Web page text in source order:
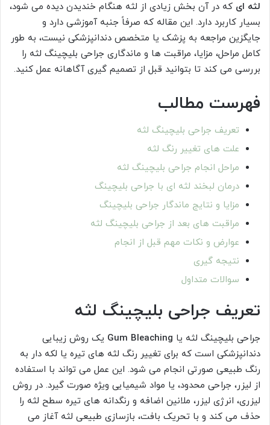
لثه ای که در آن بخش زیادی از لثه هنگام خندیدن دیده می شود،
بسیار کاربرد دارد. این مقاله که صرفاً جنبه آموزشی دارد و
جایگزین مراجعه به پزشک یا متخصص دندانپزشکی نیست، به طور
کامل مراحل، مزایا، مراقبت ها و ماندگاری جراحی بلیچینگ لثه را
بررسی می کند تا بتوانید قبل از تصمیم گیری آگاهانه عمل کنید.
فهرست مطالب
تعریف جراحی بلیچینگ لثه
علت های تغییر رنگ لثه
مراحل انجام جراحی بلیچینگ لثه
درمان لبخند لثه ای با جراحی بلیچینگ
مزایا و نتایج ماندگار جراحی بلیچینگ
مراقبت های بعد از جراحی بلیچینگ لثه
عوارض و نکات مهم قبل از انجام
نتیجه گیری
سوالات متداول
تعریف جراحی بلیچینگ لثه
جراحی بلیچینگ لثه یا Gum Bleaching یک روش زیبایی
دندانپزشکی است که برای تغییر رنگ لثه های تیره یا لکه دار به
رنگ طبیعی صورتی انجام می شود. این عمل می تواند با استفاده
از لیزر، جراحی محدود، یا مواد شیمیایی ویژه صورت گیرد. در روش
لیزری، انرژی لیزر، ملانین اضافه و رنگدانه های تیره سطح لثه را
حذف می کند و با تحریک بافت، بازسازی طبیعی لثه آغاز می